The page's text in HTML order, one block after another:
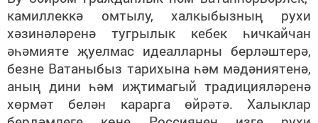
камиллеккә омтылу, халкыбызның рухи
хәзинәләренә тугрылык кебек һичкайчан
әһәмияте җуелмас идеалларны берләштерә,
безне Ватаныбыз тарихына һәм мәдәниятенә,
аның дини һәм иҗтимагый традицияләренә
хөрмәт белән карарга өйрәтә. Халыклар